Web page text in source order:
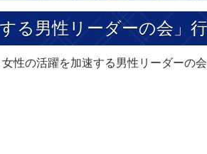
る男性リーダーの会」
性の活躍を加速する男性リーダーの